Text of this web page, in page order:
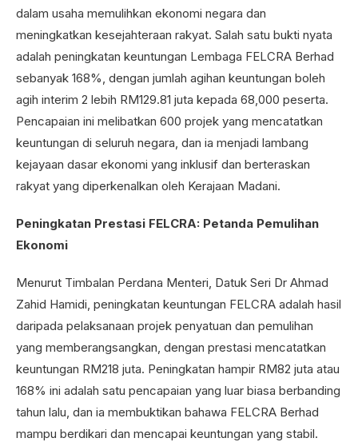
dalam usaha memulihkan ekonomi negara dan
meningkatkan kesejahteraan rakyat. Salah satu bukti nyata
adalah peningkatan keuntungan Lembaga FELCRA Berhad
sebanyak 168%, dengan jumlah agihan keuntungan boleh
agih interim 2 lebih RM129.81 juta kepada 68,000 peserta.
Pencapaian ini melibatkan 600 projek yang mencatatkan
keuntungan di seluruh negara, dan ia menjadi lambang
kejayaan dasar ekonomi yang inklusif dan berteraskan
rakyat yang diperkenalkan oleh Kerajaan Madani.
Peningkatan Prestasi FELCRA: Petanda Pemulihan
Ekonomi
Menurut Timbalan Perdana Menteri, Datuk Seri Dr Ahmad
Zahid Hamidi, peningkatan keuntungan FELCRA adalah hasil
daripada pelaksanaan projek penyatuan dan pemulihan
yang memberangsangkan, dengan prestasi mencatatkan
keuntungan RM218 juta. Peningkatan hampir RM82 juta atau
168% ini adalah satu pencapaian yang luar biasa berbanding
tahun lalu, dan ia membuktikan bahawa FELCRA Berhad
mampu berdikari dan mencapai keuntungan yang stabil.